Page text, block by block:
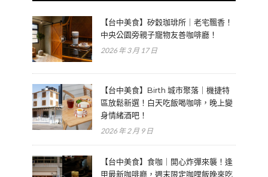
【台中美食】矽穀珈琲所｜老宅飄香！
中央公園旁親子寵物友善咖啡廳！
2026 年 3 月 17 日
【台中美食】Birth 城市聚落｜機捷特
區放鬆新選！白天吃飯喝咖啡，晚上變
身情緒酒吧！
2026 年 2 月 9 日
【台中美食】食咖｜開心炸彈來襲！逢
甲最新咖啡廳，週末限定咖哩飯晚來吃